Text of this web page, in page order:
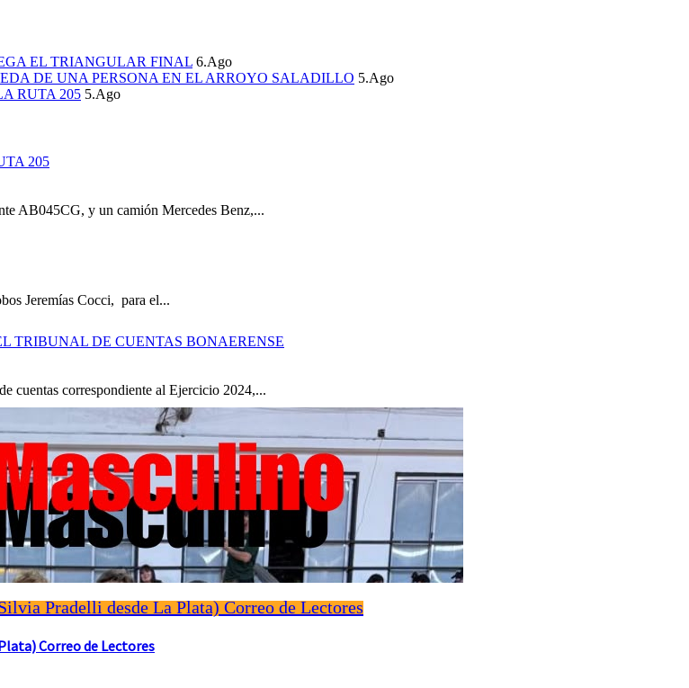
EL TRIANGULAR FINAL 6.Ago
DE UNA PERSONA EN EL ARROYO SALADILLO 5.Ago
RUTA 205 5.Ago
205
AB045CG, y un camión Mercedes Benz,...
Jeremías Cocci, para el...
TRIBUNAL DE CUENTAS BONAERENSE
cuentas correspondiente al Ejercicio 2024,...
Correo de Lectores